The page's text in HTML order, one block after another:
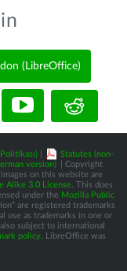
(LibreOffice)
Statutes (non-
version)
| Copyright
on this website are
Alike 3.0 License. This does
under the Mozilla Public
are registered trademarks
use as trademarks in one or
subject to international
policy. LibreOffice was